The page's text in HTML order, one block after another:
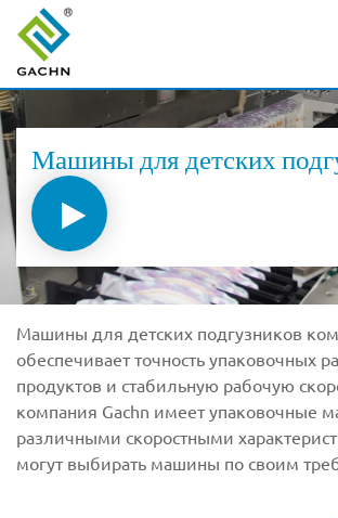
Машины для детских
Машины для детских подгузников
обеспечивает точность упаковочных
продуктов и стабильную рабочую
компания Gachn имеет упаковочные
различными скоростными
могут выбирать машины по своим